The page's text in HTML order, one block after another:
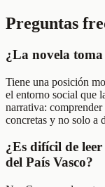
Preguntas
¿La novela
Tiene una posición
el entorno social que
narrativa:
concretas y no solo a
¿Es difícil de
del País Vasco?